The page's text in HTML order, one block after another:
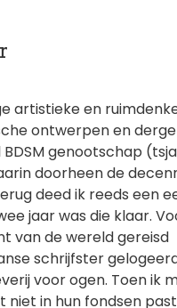
artistieke en
ontwerpen en
genootschap
doorheen de
deed ik reeds een
jaar was die klaar.
van de wereld gereisd
schrijfster
voor ogen. Toen ik
in hun fondsen